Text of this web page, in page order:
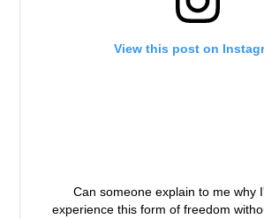
View this post on
Can someone explain to me why
experience this form of freedom